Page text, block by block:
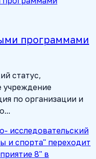
программами
статус,
учреждение
по организации и